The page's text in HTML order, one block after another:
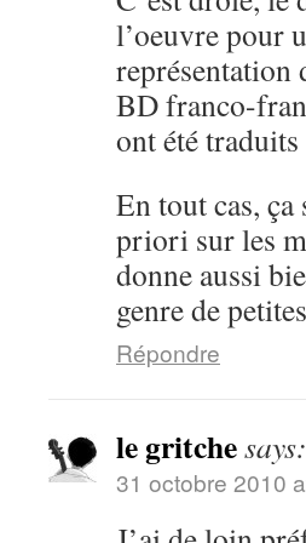
l’oeuvre pour
représentation
BD franco-
ont été traduits
En tout cas,
priori sur les
donne aussi
genre de
Répondre
le gritchesays:
31 octobre 2010